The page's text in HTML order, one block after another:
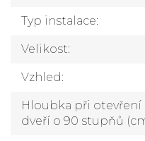
Typ instalace:
Velikost:
Vzhled:
Hloubka při otevření
dveří o 90 stupňů